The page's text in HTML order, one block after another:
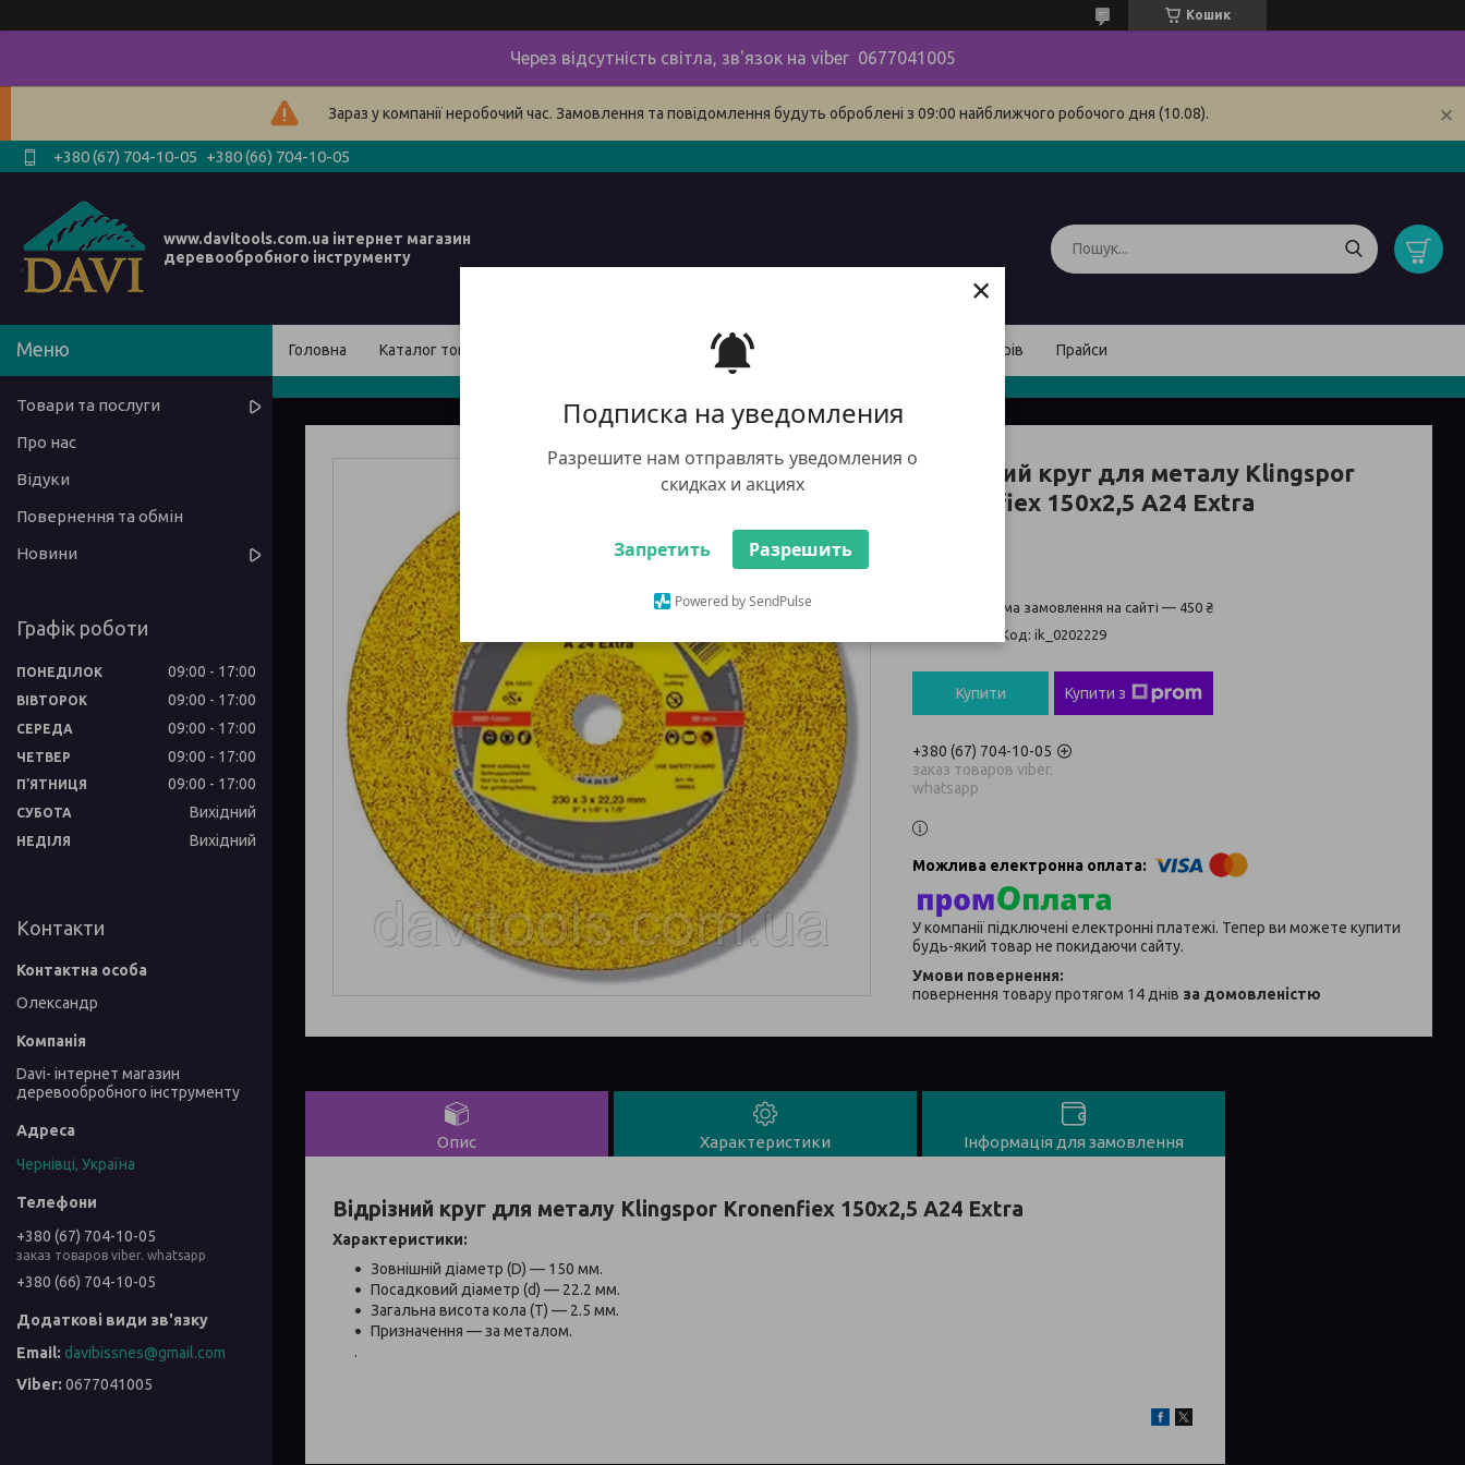
Подписка на уведомления
Разрешите нам отправлять уведомления о
скидках и акциях
Запретить Разрешить
Powered by SendPulse
×
Кошик
Через відсутність світла, зв'язок на viber 0677041005
Зараз у компанії неробочий час. Замовлення та повідомлення будуть оброблені з 09:00 найближчого робочого дня (10.08).
+380 (67) 704-10-05 +380 (66) 704-10-05
www.davitools.com.ua інтернет магазин
деревообробного інструменту
Головна Каталог товарів наші контакти Доставка і оплата товарів Прайси
Відрізний круг для металу Klingspor
Kronenfiex 150x2,5 A24 Extra
Мінімальна сума замовлення на сайті — 450 ₴
Код: ik_0202229
Купити Купити з
+380 (67) 704-10-05
заказ товаров viber.
whatsapp
У компанії підключені електронні платежі. Тепер ви можете купити
будь-який товар не покидаючи сайту.
повернення товару протягом 14 днів за домовленістю
Опис Характеристики Інформація для замовлення
Відрізний круг для металу Klingspor Kronenfiex 150x2,5 A24 Extra
Характеристики:
Зовнішній діаметр (D) — 150 мм.
Посадковий діаметр (d) — 22.2 мм.
Загальна висота кола (T) — 2.5 мм.
Призначення — за металом.
.
Товари та послуги
Про нас
Відуки
Повернення та обмін
Новини
Графік роботи
ПОНЕДІЛОК 09:00 17:00
ВІВТОРОК 09:00 17:00
СЕРЕДА 09:00 17:00
ЧЕТВЕР 09:00 17:00
ПʼЯТНИЦЯ 09:00 17:00
СУБОТА Вихідний
НЕДІЛЯ Вихідний
Контакти
Олександр
Davi- інтернет магазин
деревообробного інструменту
Чернівці, Україна
+380 (67) 704-10-05
заказ товаров viber. whatsapp
+380 (66) 704-10-05
davibissnes@gmail.com
0677041005